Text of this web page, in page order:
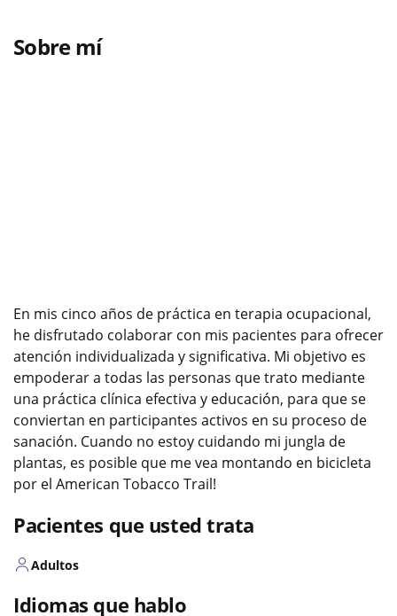
Sobre mí
En mis cinco años de práctica en terapia ocupacional,
he disfrutado colaborar con mis pacientes para ofrecer
atención individualizada y significativa. Mi objetivo es
empoderar a todas las personas que trato mediante
una práctica clínica efectiva y educación, para que se
conviertan en participantes activos en su proceso de
sanación. Cuando no estoy cuidando mi jungla de
plantas, es posible que me vea montando en bicicleta
por el American Tobacco Trail!
Pacientes que usted trata
Adultos
Idiomas que hablo